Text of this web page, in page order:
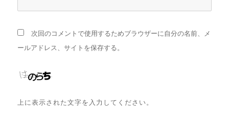
次回のコメントで使用するためブラウザーに自分の名前、メ
ールアドレス、サイトを保存する。
上に表示された文字を入力してください。